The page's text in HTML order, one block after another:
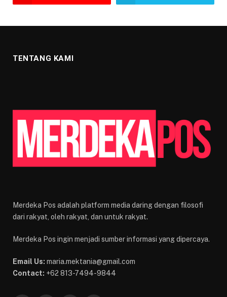
TENTANG KAMI
Merdeka Pos adalah platform media daring dengan filosofi
dari rakyat, oleh rakyat, dan untuk rakyat.
Merdeka Pos ingin menjadi sumber informasi yang dipercaya.
Email Us: maria.mektania@gmail.com
Contact: +62 813-7494-9844